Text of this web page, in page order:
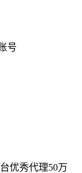
号
优秀代理50万